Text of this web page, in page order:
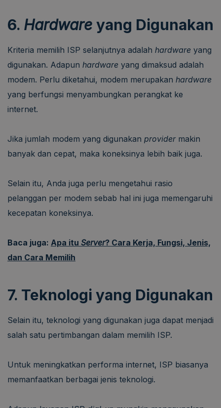
6. Hardware yang Digunakan
Kriteria memilih ISP selanjutnya adalah hardware yang
digunakan. Adapun hardware yang dimaksud adalah
modem. Perlu diketahui, modem merupakan hardware
yang berfungsi menyambungkan perangkat ke
internet.
Jika jumlah modem yang digunakan providermakin
banyak dan cepat, maka koneksinya lebih baik juga.
Selain itu, Anda juga perlu mengetahui rasio
pelanggan per modem sebab hal ini juga memengaruhi
kecepatan koneksinya.
Baca juga: Apa itu Server? Cara Kerja, Fungsi, Jenis,
dan Cara Memilih
7. Teknologi yang Digunakan
Selain itu, teknologi yang digunakan juga dapat menjadi
salah satu pertimbangan dalam memilih ISP.
Untuk meningkatkan performa internet, ISP biasanya
memanfaatkan berbagai jenis teknologi.